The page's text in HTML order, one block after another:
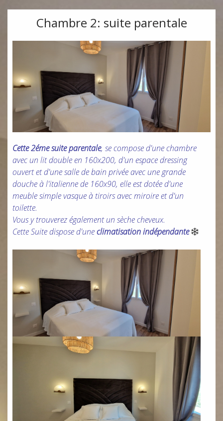
Chambre 2: suite parentale
Cette 2éme suite parentale, se compose d'une chambre
avec un lit double en 160x200, d'un espace dressing
ouvert et d'une salle de bain privée avec une grande
douche à l'italienne de 160x90, elle est dotée d'une
meuble simple vasque à tiroirs avec miroire et d'un
toilette.
Vous y trouverez également un sèche cheveux.
Cette Suite dispose d'uneclimatisation indépendante